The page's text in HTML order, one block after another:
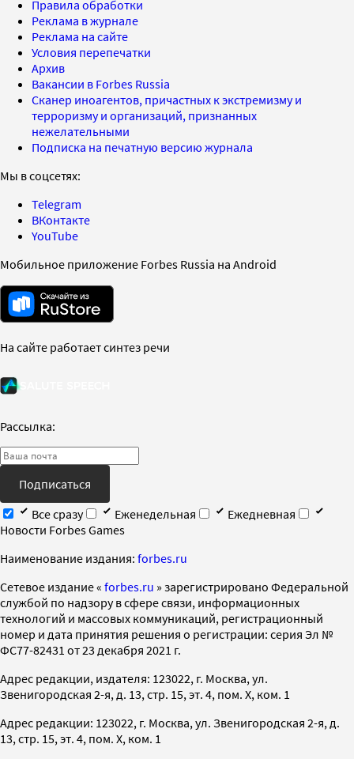
Правила обработки
Реклама в журнале
Реклама на сайте
Условия перепечатки
Архив
Вакансии в Forbes Russia
Сканер иноагентов, причастных к экстремизму и
терроризму и организаций, признанных
нежелательными
Подписка на печатную версию журнала
Мы в соцсетях:
Telegram
ВКонтакте
YouTube
Мобильное приложение Forbes Russia на Android
На сайте работает синтез речи
Рассылка:
Подписаться
Все сразу
Еженедельная
Ежедневная
Новости Forbes Games
Наименование издания: forbes.ru
Cетевое издание « forbes.ru » зарегистрировано Федеральной
службой по надзору в сфере связи, информационных
технологий и массовых коммуникаций, регистрационный
номер и дата принятия решения о регистрации: серия Эл №
ФС77-82431 от 23 декабря 2021 г.
Адрес редакции, издателя: 123022, г. Москва, ул.
Звенигородская 2-я, д. 13, стр. 15, эт. 4, пом. X, ком. 1
Адрес редакции: 123022, г. Москва, ул. Звенигородская 2-я, д.
13, стр. 15, эт. 4, пом. X, ком. 1